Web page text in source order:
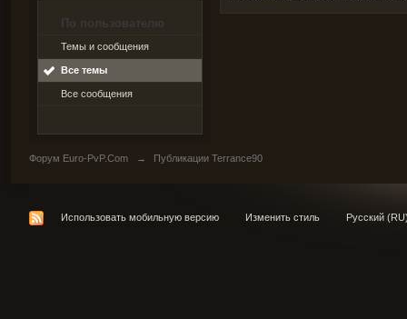
По пользователю
Темы и сообщения
Все темы
Все сообщения
Форум Euro-PvP.Com → Публикации Terrance90
Использовать мобильную версию Изменить стиль Русский